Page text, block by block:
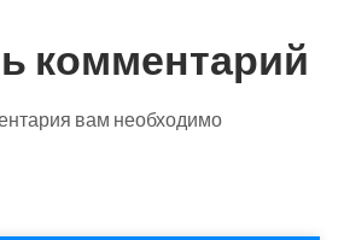
комментарий
вам необходимо